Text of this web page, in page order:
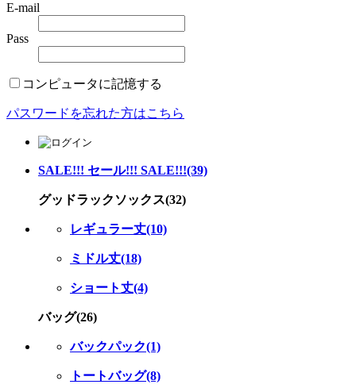
E-mail
Pass
コンピュータに記憶する
パスワードを忘れた方はこちら
SALE!!! セール!!! SALE!!!(39)
グッドラックソックス(32)
レギュラー丈(10)
ミドル丈(18)
ショート丈(4)
バッグ(26)
バックパック(1)
トートバッグ(8)